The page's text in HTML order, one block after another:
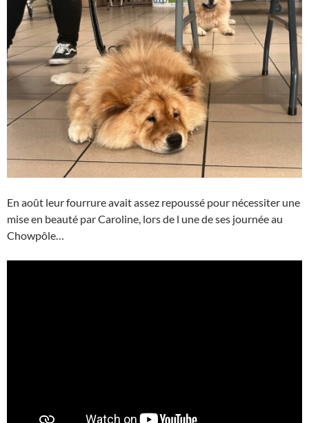
En août leur fourrure avait assez repoussé pour nécessiter une
mise en beauté par Caroline, lors de l une de ses journée au
Chowpôle…